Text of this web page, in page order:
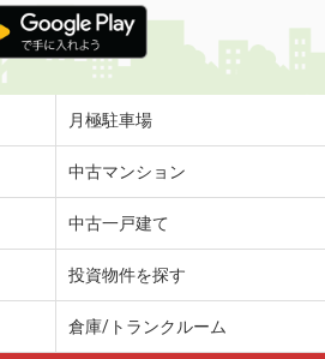
4.80万円
富山県高岡市三女子
月極駐車場
中古マンション
中古一戸建て
投資物件を探す
倉庫/トランクルーム